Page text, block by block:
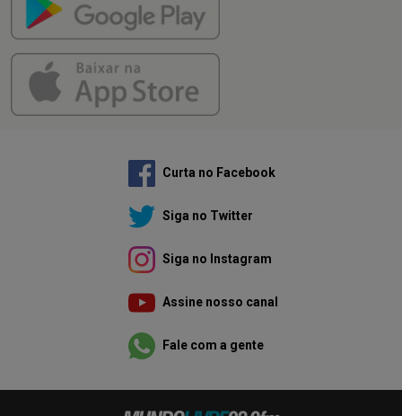
Curta no Facebook
Siga no Twitter
Siga no Instagram
Assine nosso canal
Fale com a gente